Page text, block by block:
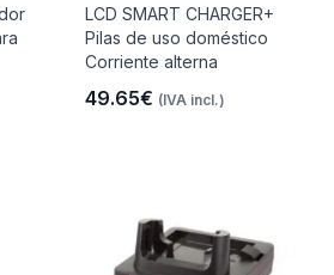
LCD SMART CHARGER+
Pilas de uso doméstico
Corriente alterna
49.65€ (IVA incl.)